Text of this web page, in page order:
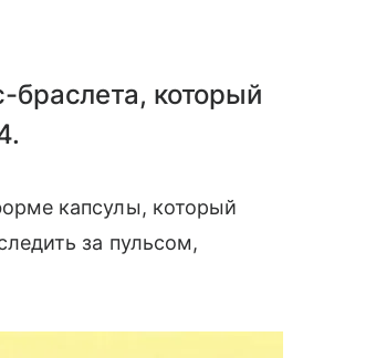
браслета, который
капсулы, который
за пульсом,